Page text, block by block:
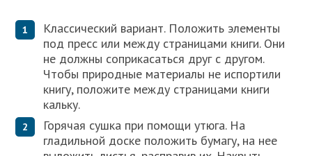
Классический вариант. Положить элементы
под пресс или между страницами книги. Они
не должны соприкасаться друг с другом.
Чтобы природные материалы не испортили
книгу, положите между страницами книги
кальку.
Горячая сушка при помощи утюга. На
гладильной доске положить бумагу, на нее